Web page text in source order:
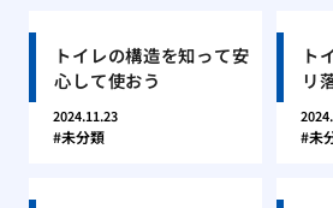
トイレの構造を知って安
心して使おう
2024.11.23
未分類
ト
リ
未